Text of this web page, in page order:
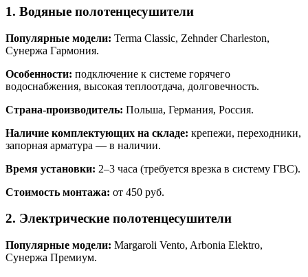
1. Водяные полотенцесушители
Популярные модели: Terma Classic, Zehnder Charleston,
Сунержа Гармония.
Особенности: подключение к системе горячего
водоснабжения, высокая теплоотдача, долговечность.
Страна‑производитель: Польша, Германия, Россия.
Наличие комплектующих на складе: крепежи, переходники,
запорная арматура — в наличии.
Время установки: 2–3 часа (требуется врезка в систему ГВС).
Стоимость монтажа: от 450 руб.
2. Электрические полотенцесушители
Популярные модели: Margaroli Vento, Arbonia Elektro,
Сунержа Премиум.